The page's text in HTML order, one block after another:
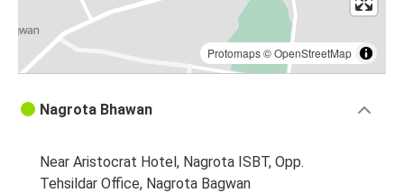
Protomaps©OpenStreetMap
Nagrota Bhawan
Near Aristocrat Hotel, Nagrota ISBT, Opp.
Tehsildar Office, Nagrota Bagwan